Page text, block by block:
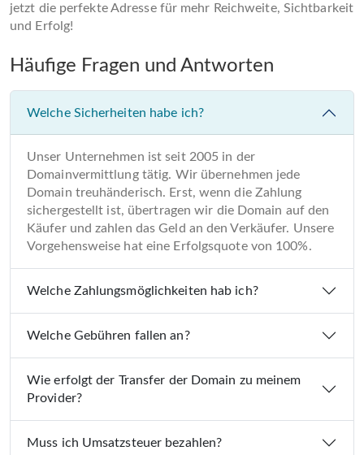
jetzt die perfekte Adresse für mehr Reichweite, Sichtbarkeit
und Erfolg!
Häufige Fragen und Antworten
Welche Sicherheiten habe ich?
Unser Unternehmen ist seit 2005 in der
Domainvermittlung tätig. Wir übernehmen jede
Domain treuhänderisch. Erst, wenn die Zahlung
sichergestellt ist, übertragen wir die Domain auf den
Käufer und zahlen das Geld an den Verkäufer. Unsere
Vorgehensweise hat eine Erfolgsquote von 100%.
Welche Zahlungsmöglichkeiten hab ich?
Welche Gebühren fallen an?
Wie erfolgt der Transfer der Domain zu meinem
Provider?
Muss ich Umsatzsteuer bezahlen?